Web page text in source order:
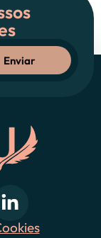
Enviar